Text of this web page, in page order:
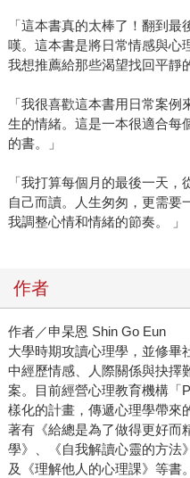
「這本書真的太棒了！翻到
嘆。這本書是將日常情感與心
我想推薦給那些渴望找回平靜
「我很喜歡這本書用日常案
生的情緒。這是一本很適合每
的書。」
「我打算每個月的最後一天
自己而讀。人生匆匆，更需要
我調整心情和情緒的節奏。 」
作者
作者／申杲恩 Shin Go Eun
大學時期攻讀心理學，並修畢
中經歷情感、人際關係與抉擇
案。目前經營心理教育機構「
樣化的計畫，傳遞心理學帶來
著有《給總是為了做得更好而
學》、《自我解讀心靈的方法
及《理解他人的心理課》等書